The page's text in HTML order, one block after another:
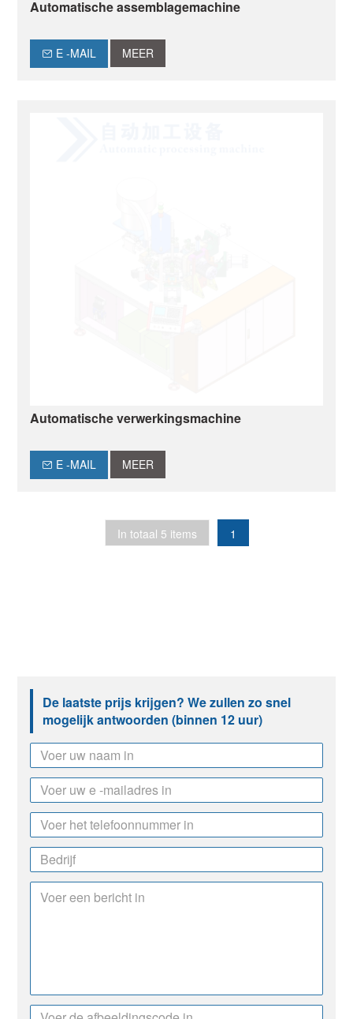
Automatische assemblagemachine
E -MAIL MEER
Automatische verwerkingsmachine
E -MAIL MEER
In totaal 5 items 1
De laatste prijs krijgen? We zullen zo snel
mogelijk antwoorden (binnen 12 uur)